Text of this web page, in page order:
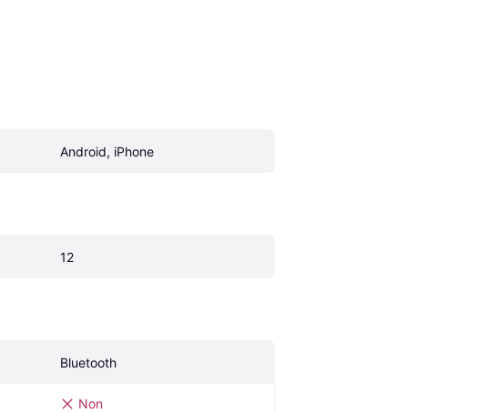
Android, iPhone
12
Bluetooth
Non